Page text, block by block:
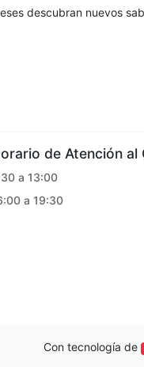
descubran nuevos
de Atención al
a 13:00
a 19:30
Con tecnología de